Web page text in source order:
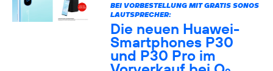
BEI VORBESTELLUNG MIT GRATIS SONOS
LAUTSPRECHER:
Die neuen Huawei-
Smartphones P30
und P30 Pro im